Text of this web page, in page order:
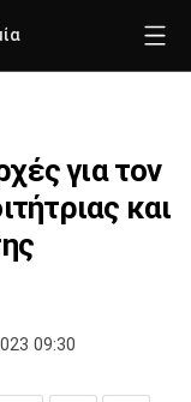
για τον
και
09:30